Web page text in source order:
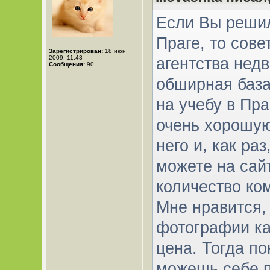
Зарегистрирован:18 июн
2009, 11:43
Сообщения:90
Если Вы
Праге, то
агентства
обширная
на учебу в
очень
него и, как
можете на
количество
Мне
фотографии
цена. Тогда